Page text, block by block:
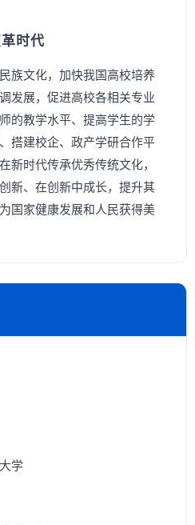
时代
族文化，加快我国高校培养
发展，促进高校各相关专业
的教学水平、提高学生的学
搭建校企、政产学研合作平
新时代传承优秀传统文化，
新、在创新中成长，提升其
国家健康发展和人民获得美
学